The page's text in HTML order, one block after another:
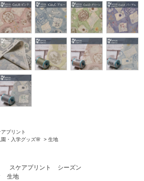
アプリント
園・入学グッズ🌸 > 生地
スケアプリント
シーズン
生地